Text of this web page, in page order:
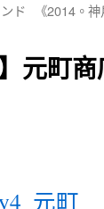
ド
《2014。
元町